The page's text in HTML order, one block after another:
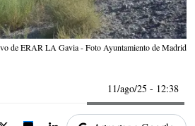
de ERAR LA Gavia - Foto Ayuntamiento de Madrid
11/ago/25 - 12:38